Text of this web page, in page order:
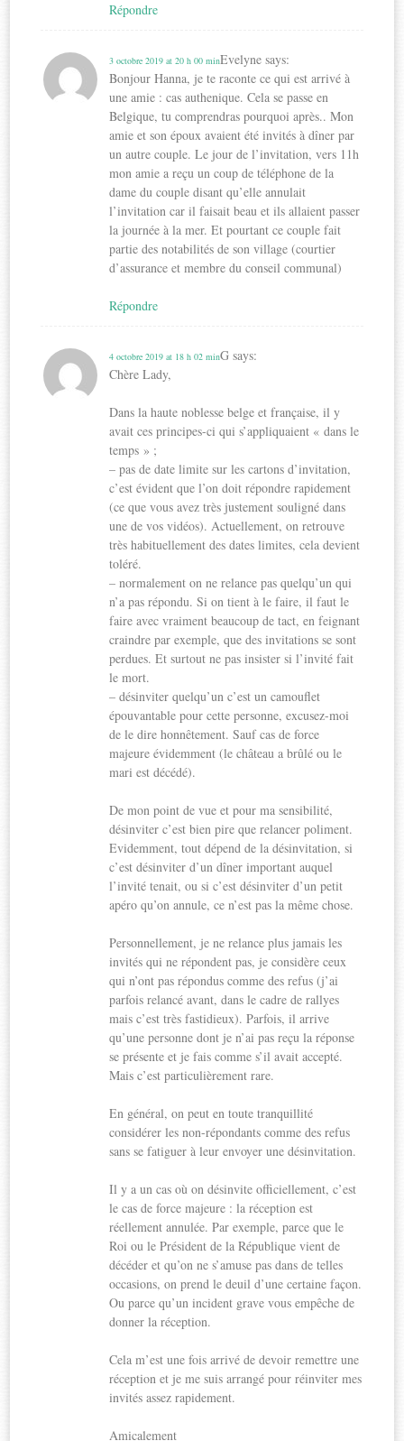
Répondre
Evelyne says:
3 octobre 2019 at 20 h 00 min
Bonjour Hanna, je te raconte ce qui est arrivé à
une amie : cas authenique. Cela se passe en
Belgique, tu comprendras pourquoi après.. Mon
amie et son époux avaient été invités à dîner par
un autre couple. Le jour de l’invitation, vers 11h
mon amie a reçu un coup de téléphone de la
dame du couple disant qu’elle annulait
l’invitation car il faisait beau et ils allaient passer
la journée à la mer. Et pourtant ce couple fait
partie des notabilités de son village (courtier
d’assurance et membre du conseil communal)
Répondre
G says:
4 octobre 2019 at 18 h 02 min
Chère Lady,
Dans la haute noblesse belge et française, il y
avait ces principes-ci qui s’appliquaient « dans le
temps » ;
– pas de date limite sur les cartons d’invitation,
c’est évident que l’on doit répondre rapidement
(ce que vous avez très justement souligné dans
une de vos vidéos). Actuellement, on retrouve
très habituellement des dates limites, cela devient
toléré.
– normalement on ne relance pas quelqu’un qui
n’a pas répondu. Si on tient à le faire, il faut le
faire avec vraiment beaucoup de tact, en feignant
craindre par exemple, que des invitations se sont
perdues. Et surtout ne pas insister si l’invité fait
le mort.
– désinviter quelqu’un c’est un camouflet
épouvantable pour cette personne, excusez-moi
de le dire honnêtement. Sauf cas de force
majeure évidemment (le château a brûlé ou le
mari est décédé).
De mon point de vue et pour ma sensibilité,
désinviter c’est bien pire que relancer poliment.
Evidemment, tout dépend de la désinvitation, si
c’est désinviter d’un dîner important auquel
l’invité tenait, ou si c’est désinviter d’un petit
apéro qu’on annule, ce n’est pas la même chose.
Personnellement, je ne relance plus jamais les
invités qui ne répondent pas, je considère ceux
qui n’ont pas répondus comme des refus (j’ai
parfois relancé avant, dans le cadre de rallyes
mais c’est très fastidieux). Parfois, il arrive
qu’une personne dont je n’ai pas reçu la réponse
se présente et je fais comme s’il avait accepté.
Mais c’est particulièrement rare.
En général, on peut en toute tranquillité
considérer les non-répondants comme des refus
sans se fatiguer à leur envoyer une désinvitation.
Il y a un cas où on désinvite officiellement, c’est
le cas de force majeure : la réception est
réellement annulée. Par exemple, parce que le
Roi ou le Président de la République vient de
décéder et qu’on ne s’amuse pas dans de telles
occasions, on prend le deuil d’une certaine façon.
Ou parce qu’un incident grave vous empêche de
donner la réception.
Cela m’est une fois arrivé de devoir remettre une
réception et je me suis arrangé pour réinviter mes
invités assez rapidement.
Amicalement